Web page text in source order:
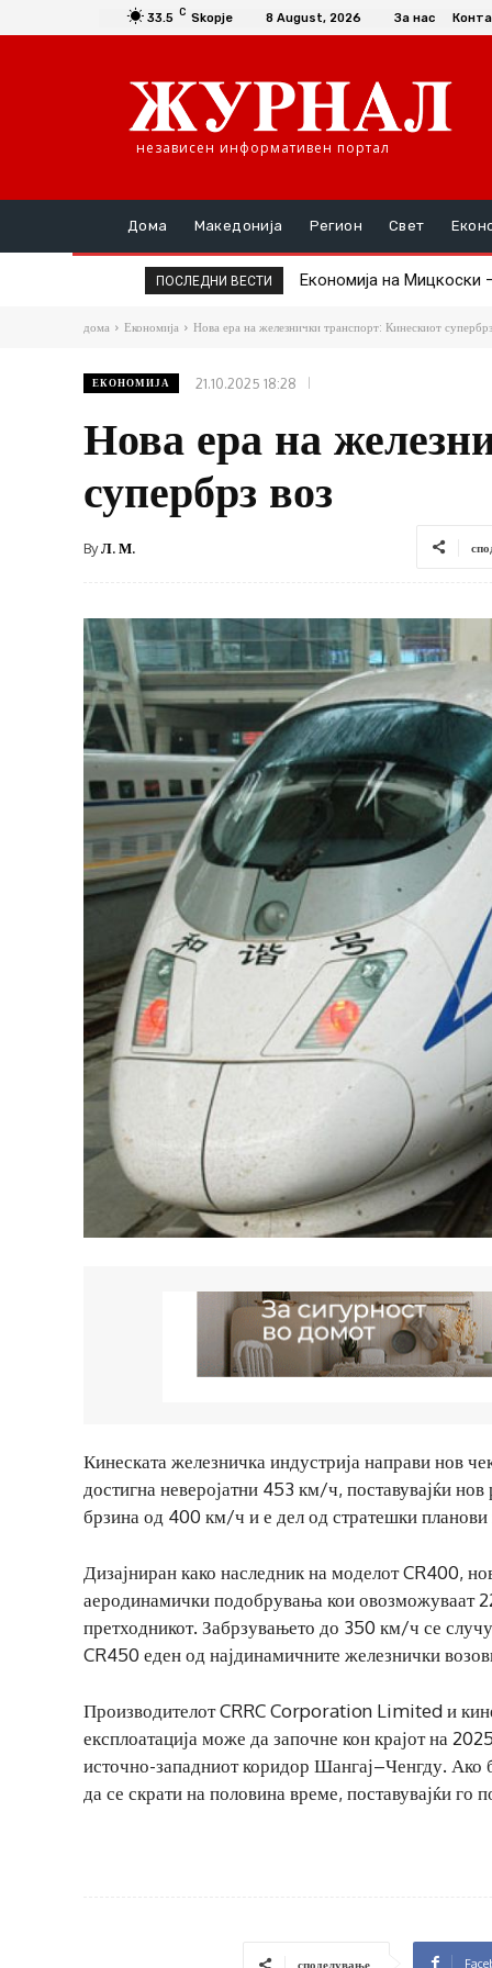
33.5 C Skopje 8 August, 2026 За нас
независен информативен портал
Дома Македонија Регион Свет
ПОСЛЕДНИ ВЕСТИ Економија на Мицкоски –
Проданоски: Карпалак
дома Економија Нова ера на железнички транспорт: Кинескиот
ЕКОНОМИЈА 21.10.2025 18:28
Нова ера на
супербрз воз
ByЛ. М.
Кинеската железничка индустрија направи нов
достигна неверојатни 453 км/ч, поставувајќи
брзина од 400 км/ч и е дел од стратешки
Дизајниран како наследник на моделот CR400,
аеродинамички подобрувања кои овозможуваат
претходникот. Забрзувањето до 350 км/ч се
CR450 еден од најдинамичните железнички
Производителот CRRC Corporation Limited и
експлоатација може да започне кон крајот на
источно-западниот коридор Шангај–Ченгду. Ако
да се скрати на половина време, поставувајќи го
споделување